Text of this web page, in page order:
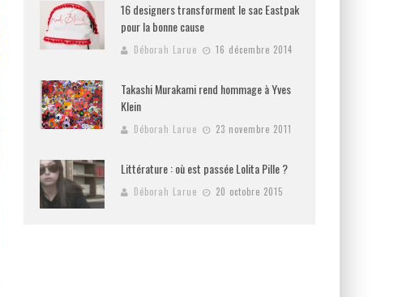
16 designers transforment le sac Eastpak
pour la bonne cause
Déborah Larue 16 décembre 2014
Takashi Murakami rend hommage à Yves
Klein
Déborah Larue 23 novembre 2011
Littérature : où est passée Lolita Pille ?
Déborah Larue 20 octobre 2015